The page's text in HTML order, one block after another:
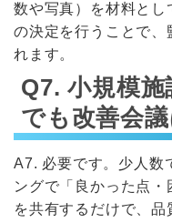
数や写真）を材料と
の決定を行うことで、
れます。
Q7. 小規模
でも改善会
A7. 必要です。少人数
ングで「良かった点・
を共有するだけで、